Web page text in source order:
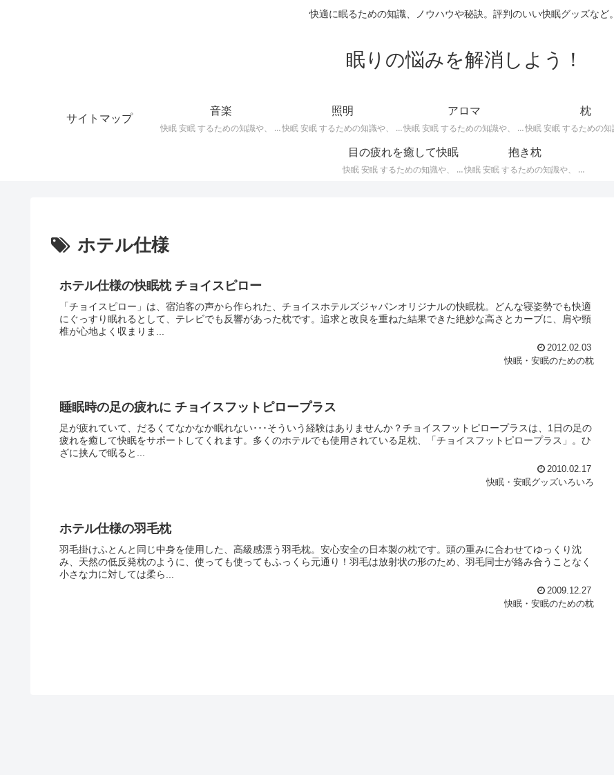
快適に眠るための知識、ノウハウや秘訣。評判のいい快眠グッズなど。
眠りの悩みを解消しよう！
サイトマップ
音楽
快眠 安眠 するための知識や、 枕 、 照明 、 アロマ など、おすすめの グッズ を紹介。 快眠 安眠 のための 音楽 CD の紹介です。 ヒーリングCD リラクゼーションCD インストゥルメンタルCD オルゴールCD ヘミシンクCD α波音楽 など。
照明
快眠 安眠 するための知識や、 枕 、 照明 、 アロマ など、おすすめの グッズ などを紹介。 快眠 安眠 のための 照明 フロアライト テーブルライト デスクライト スタンドライト など。
アロマ
快眠 安眠 するための知識や、 枕 、 照明 、 アロマ など、おすすめの グッズ などを紹介。 エッセンシャルオイル をはじめ、 アロマオイル を利用した アロマランプ 、 アロマディフューザー 、 アロマスプレー などの紹介です。
枕
目の疲れを癒して快眠
快眠 安眠 するための知識や、 枕 、 照明 、 アロマ など、おすすめの グッズ などを紹介。 目の疲れを癒やす、 快眠、安眠 のための アイマスク アイピロー について。
抱き枕
快眠 安眠 するための知識や、 枕 、 照明 、 アロマ など、おすすめの グッズ などを紹介。 安心感を得る、リラックスして眠れるための 抱き枕 の紹介です。 妊婦さんや赤ちゃん、腰痛がある人におすすめ。
ホテル仕様
ホテル仕様の快眠枕 チョイスピロー
「チョイスピロー」は、宿泊客の声から作られた、チョイスホテルズジャパンオリジナルの快眠枕。どんな寝姿勢でも快適
にぐっすり眠れるとして、テレビでも反響があった枕です。追求と改良を重ねた結果できた絶妙な高さとカーブに、肩や頸
椎が心地よく収まりま...
2012.02.03
快眠・安眠のための枕
睡眠時の足の疲れに チョイスフットピロープラス
足が疲れていて、だるくてなかなか眠れない･･･そういう経験はありませんか？チョイスフットピロープラスは、1日の足の
疲れを癒して快眠をサポートしてくれます。多くのホテルでも使用されている足枕、「チョイスフットピロープラス」。ひ
ざに挟んで眠ると...
2010.02.17
快眠・安眠グッズいろいろ
ホテル仕様の羽毛枕
羽毛掛けふとんと同じ中身を使用した、高級感漂う羽毛枕。安心安全の日本製の枕です。頭の重みに合わせてゆっくり沈
み、天然の低反発枕のように、使っても使ってもふっくら元通り！羽毛は放射状の形のため、羽毛同士が絡み合うことなく
小さな力に対しては柔ら...
2009.12.27
快眠・安眠のための枕